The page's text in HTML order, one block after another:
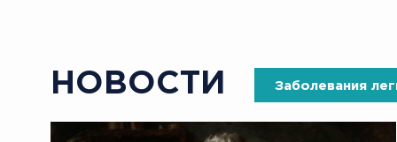
НОВОСТИ Заболевания